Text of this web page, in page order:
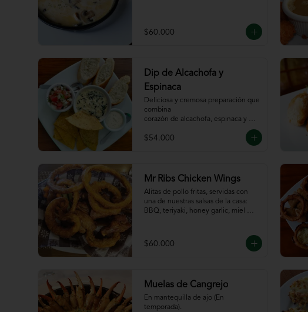
$60.000
Dip de Alcachofa y
Espinaca
Deliciosa y cremosa preparación que
combina
corazón de alcachofa, espinaca y
con sour cream y pico de gallo,
$54.000
Mr Ribs Chicken Wings
Alitas de pollo fritas, servidas con
una de nuestras salsas de la casa:
BBQ, teriyaki, honey garlic, miel
$60.000
Muelas de Cangrejo
En mantequilla de ajo (En
temporada).